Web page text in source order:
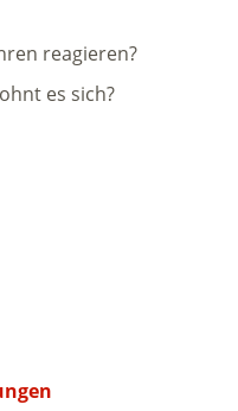
reagieren?
es sich?